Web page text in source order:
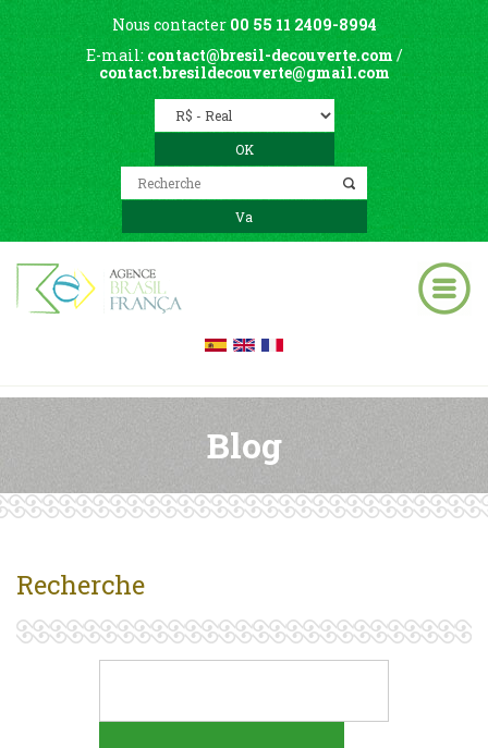
Nous contacter 00 55 11 2409-8994
E-mail: contact@bresil-decouverte.com /
contact.bresildecouverte@gmail.com
Blog
Recherche